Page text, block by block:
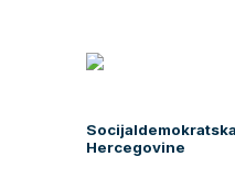
Hercegovine